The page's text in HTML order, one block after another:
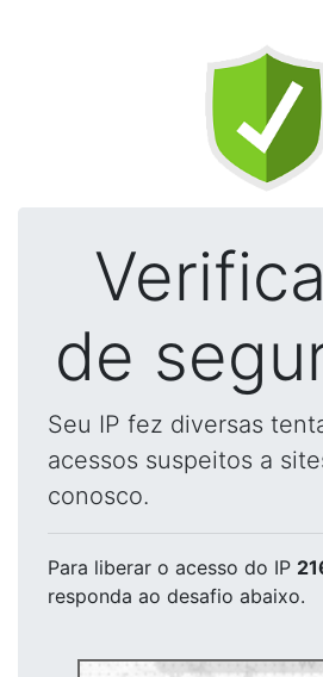
de
Seu IP fez diversas
acessos suspeitos a
conosco.
Para liberar o acesso do IP
responda ao desafio abaixo.